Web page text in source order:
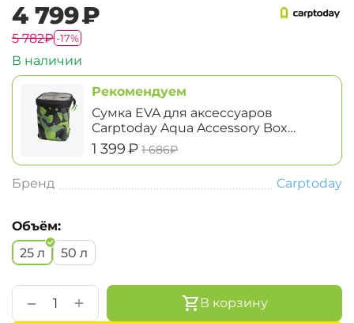
‍4 799‍₽
‍5 782‍₽-17%
В наличии
Рекомендуем
Сумка EVA для аксессуаров
Carptoday Aqua Accessory Box
System высокая
‍1 399‍₽ ‍1 686‍₽
Бренд Carptoday
Объём:
25 л
50 л
+
− В корзину